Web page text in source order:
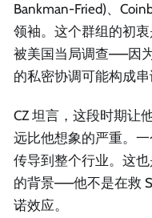
Bankman-Fried)、
领袖。这个群组的初
被美国当局调查——因
的私密协调可能构成串
CZ 坦言，这段时期让
远比他想象的严重。
传导到整个行业。这
的背景——他不是在救
诺效应。